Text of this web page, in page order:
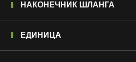
НАКОНЕЧНИК ШЛАНГА
ЕДИНИЦА